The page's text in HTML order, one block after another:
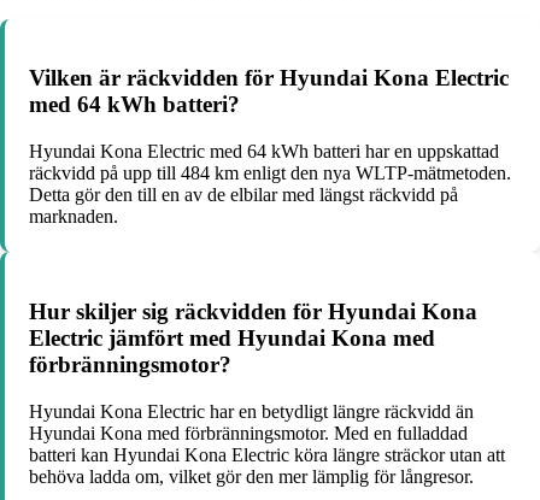
Vilken är räckvidden för Hyundai Kona Electric
med 64 kWh batteri?
Hyundai Kona Electric med 64 kWh batteri har en uppskattad
räckvidd på upp till 484 km enligt den nya WLTP-mätmetoden.
Detta gör den till en av de elbilar med längst räckvidd på
marknaden.
Hur skiljer sig räckvidden för Hyundai Kona
Electric jämfört med Hyundai Kona med
förbränningsmotor?
Hyundai Kona Electric har en betydligt längre räckvidd än
Hyundai Kona med förbränningsmotor. Med en fulladdad
batteri kan Hyundai Kona Electric köra längre sträckor utan att
behöva ladda om, vilket gör den mer lämplig för långresor.